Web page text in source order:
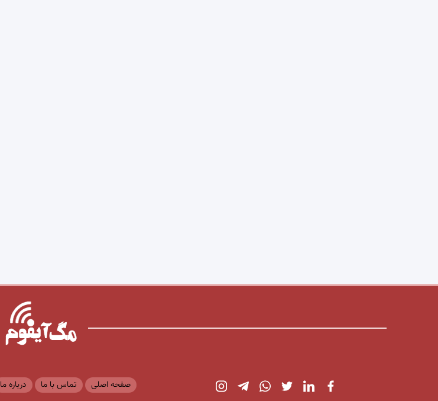
صفحه اصلی تماس با ما درباره ما